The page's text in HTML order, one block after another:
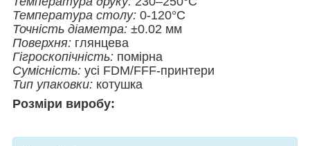
Температура столу: 0-120°C
Точність діаметра: ±0.02 мм
Поверхня: глянцева
Гігроскопічність: помірна
Сумісність: усі FDM/FFF-принтери
Тип упаковки: котушка
Розміри виробу: